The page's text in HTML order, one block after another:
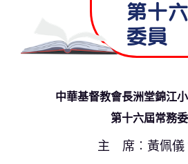
第十
委員
中華基督教會長洲堂錦江
第十六屆常務
主 席︰黃佩儀